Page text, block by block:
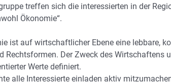
treffen sich die interessierten in der
Ökonomie“.
ist auf wirtschaftlicher Ebene eine lebbare,
Rechtsformen. Der Zweck des Wirtschaftens
Werte definiert.
alle Interessierte einladen aktiv